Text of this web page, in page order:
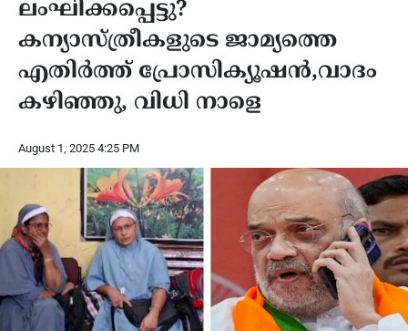
ലംഘിക്കപ്പെട്ടു?
കന്യാസ്ത്രീകളുടെ ജാമ്യത്തെ
എതിർത്ത് പ്രോസിക്യൂഷൻ,വാദം
കഴിഞ്ഞു, വിധി നാളെ
August 1, 2025 4:25 PM